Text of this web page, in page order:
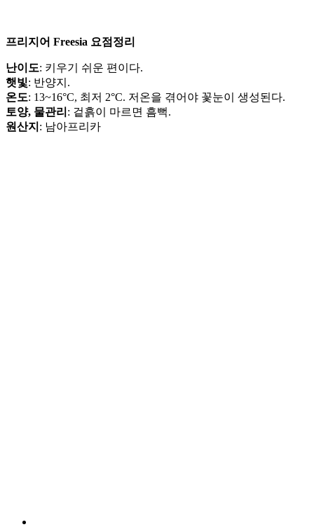
프리지어 Freesia 요점정리
난이도: 키우기 쉬운 편이다.
햇빛: 반양지.
온도: 13~16°C, 최저 2°C. 저온을 겪어야 꽃눈이 생성된다.
토양, 물관리 : 겉흙이 마르면 흠뻑.
원산지 : 남아프리카